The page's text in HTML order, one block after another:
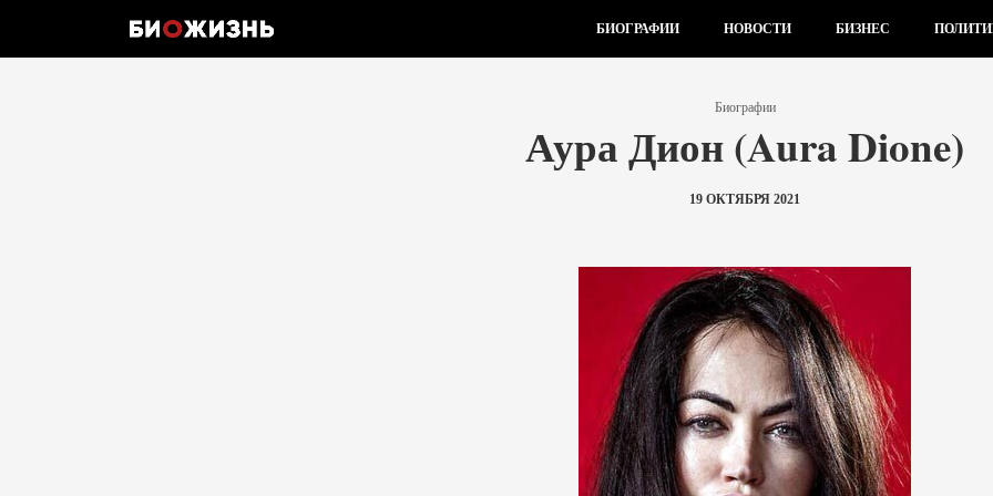
БИОГРАФИИ НОВОСТИ БИЗНЕС
Биографии
Аура Дион (Aura Dione)
19 ОКТЯБРЯ 2021